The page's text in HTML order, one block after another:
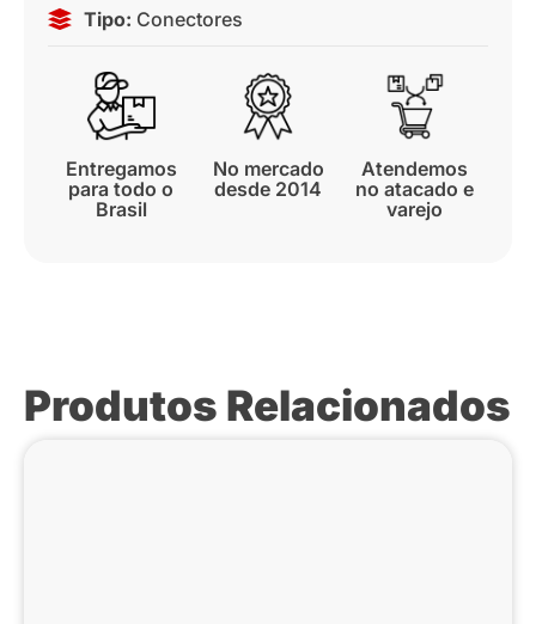
Tipo: Conectores
Entregamos
para todo o
Brasil
No mercado
desde 2014
Atendemos
no atacado e
varejo
Produtos Relacionados